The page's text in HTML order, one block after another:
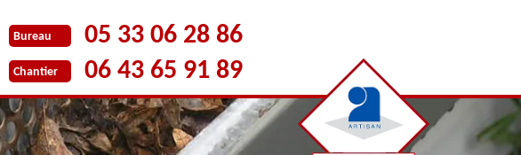
Bureau 05 33 06 28 86
Chantier 06 43 65 91 89